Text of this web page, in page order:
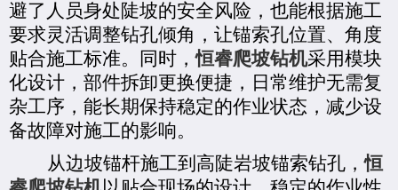
避了人员身处陡坡的安全风险，也能根据施工
要求灵活调整钻孔倾角，让锚索孔位置、角度
贴合施工标准。同时，恒睿爬坡钻机采用模块
化设计，部件拆卸更换便捷，日常维护无需复
杂工序，能长期保持稳定的作业状态，减少设
备故障对施工的影响。
从边坡锚杆施工到高陡岩坡锚索钻孔，恒